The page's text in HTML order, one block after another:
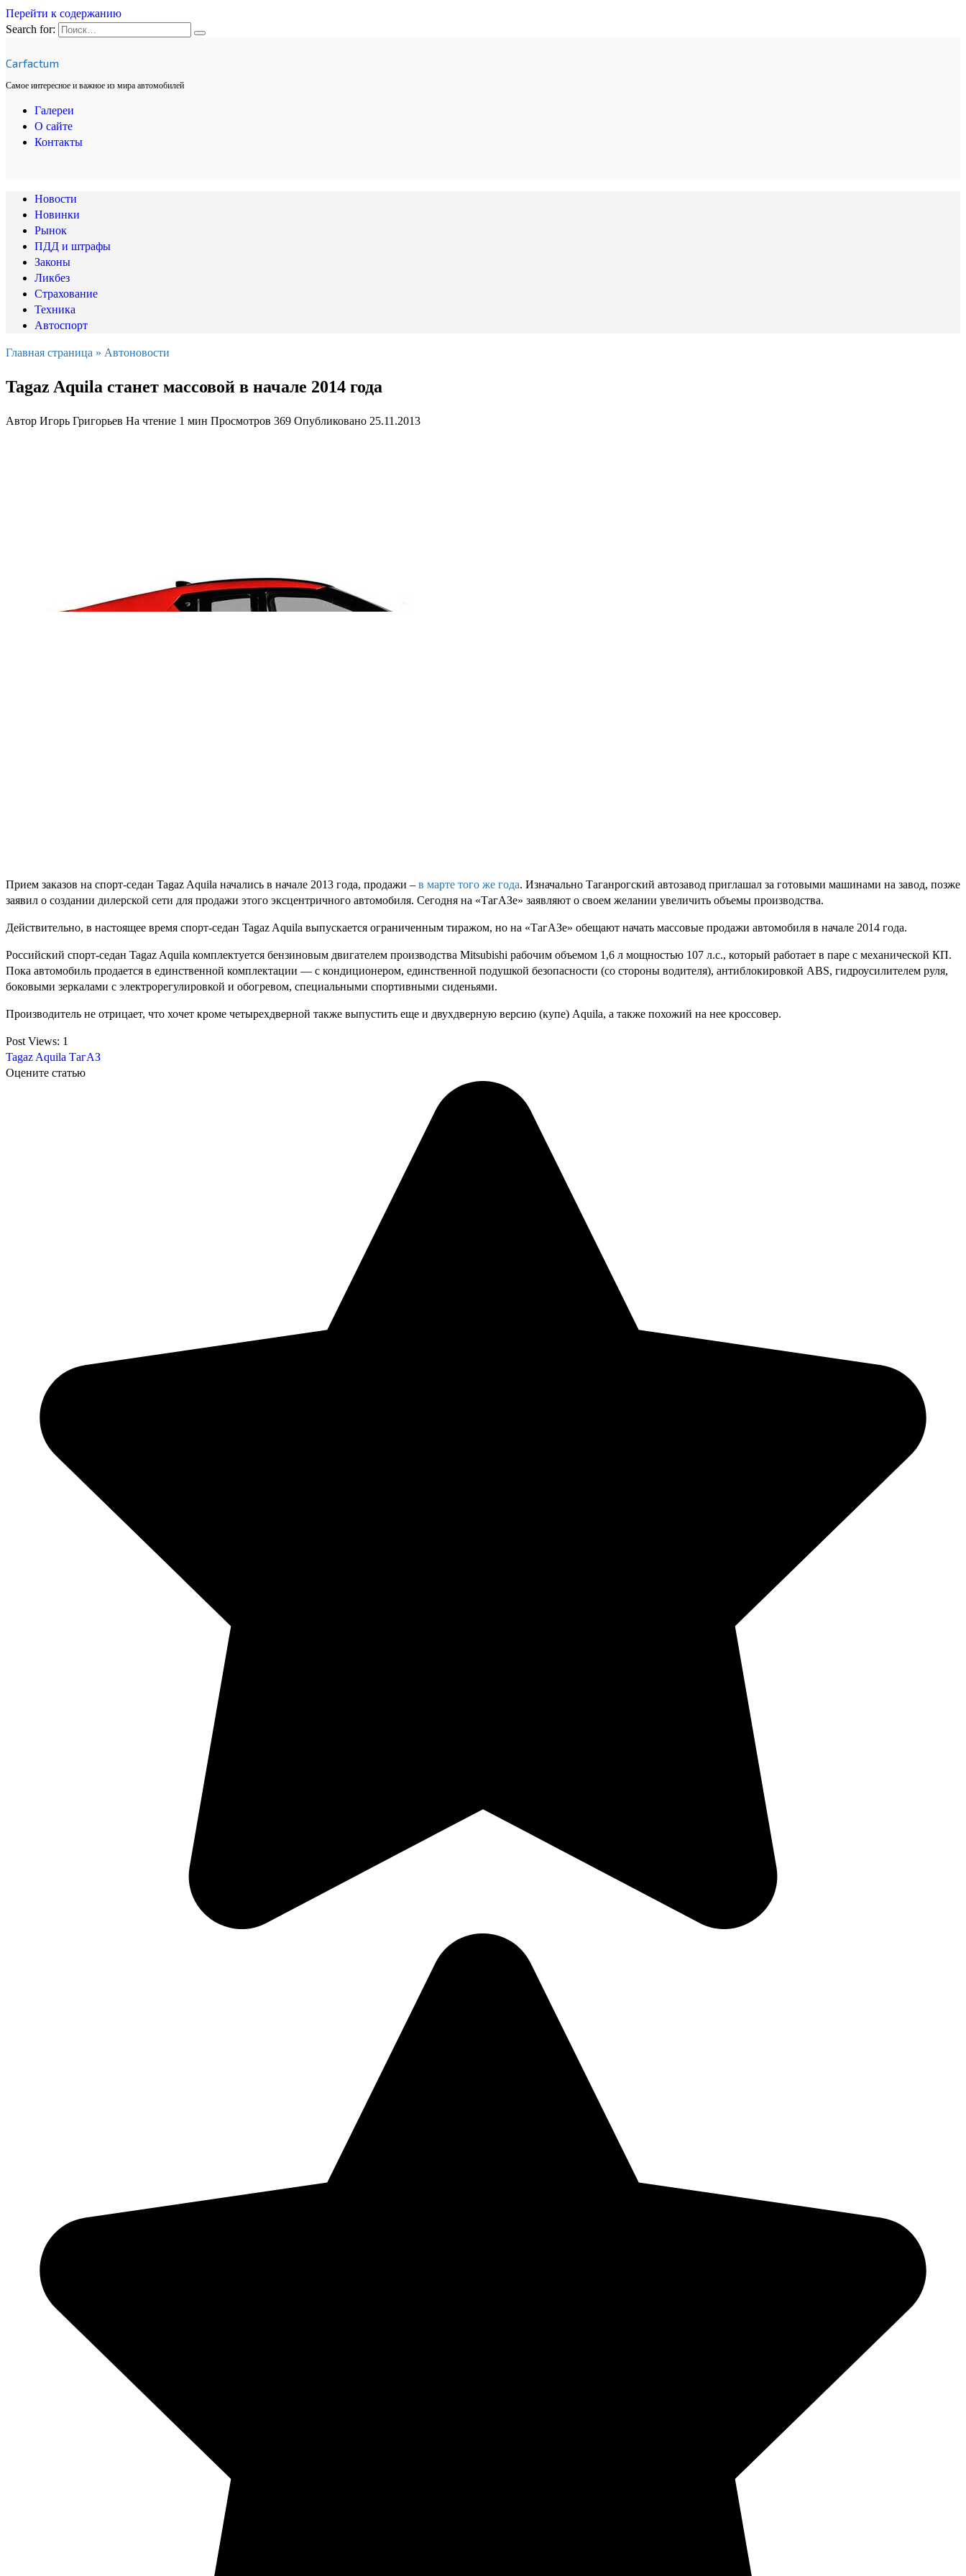
Перейти к содержанию
Search for:
Carfactum
Самое интересное и важное из мира автомобилей
Галереи
О сайте
Контакты
Новости
Новинки
Рынок
ПДД и штрафы
Законы
Ликбез
Страхование
Техника
Автоспорт
Главная страница » Автоновости
Tagaz Aquila станет массовой в начале 2014 года
Автор Игорь Григорьев На чтение 1 мин Просмотров 369 Опубликовано 25.11.2013
Прием заказов на спорт-седан Tagaz Aquila начались в начале 2013 года, продажи – в марте того же года. Изначально Таганрогский автозавод приглашал за готовыми машинами на завод, позже
заявил о создании дилерской сети для продажи этого эксцентричного автомобиля. Сегодня на «ТагАЗе» заявляют о своем желании увеличить объемы производства.
Действительно, в настоящее время спорт-седан Tagaz Aquila выпускается ограниченным тиражом, но на «ТагАЗе» обещают начать массовые продажи автомобиля в начале 2014 года.
Российский спорт-седан Tagaz Aquila комплектуется бензиновым двигателем производства Mitsubishi рабочим объемом 1,6 л мощностью 107 л.с., который работает в паре с механической КП.
Пока автомобиль продается в единственной комплектации — с кондиционером, единственной подушкой безопасности (со стороны водителя), антиблокировкой ABS, гидроусилителем руля,
боковыми зеркалами с электрорегулировкой и обогревом, специальными спортивными сиденьями.
Производитель не отрицает, что хочет кроме четырехдверной также выпустить еще и двухдверную версию (купе) Aquila, а также похожий на нее кроссовер.
Post Views: 1
Tagaz Aquila ТагАЗ
Оцените статью